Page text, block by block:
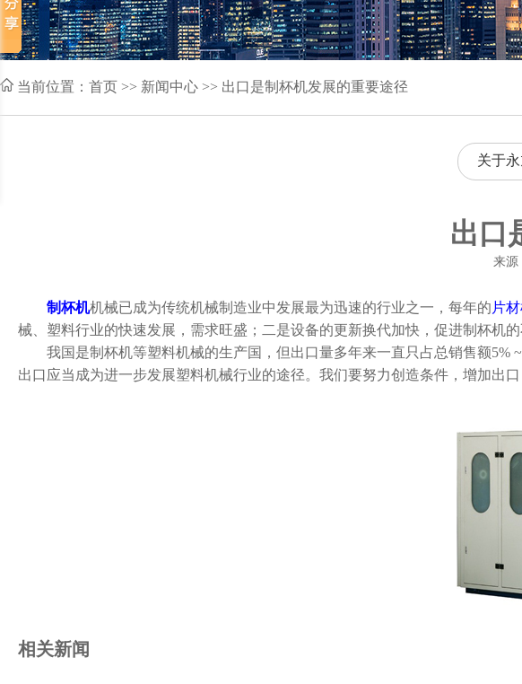
当前位置： 首页 >> 新闻中心 >> 出口是制杯机发展的重要途径
关于
出口
来源
制杯机机械已成为传统机械制造业中发展最为迅速的行业之一，每年的片
械、塑料行业的快速发展，需求旺盛；二是设备的更新换代加快，促进制杯机的
我国是制杯机等塑料机械的生产国，但出口量多年来一直只占总销售额5%
出口应当成为进一步发展塑料机械行业的途径。我们要努力创造条件，增加出
相关新闻